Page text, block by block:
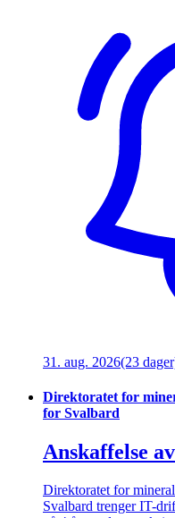
31. aug. 2026(23
Direktoratet for
for Svalbard
Anskaffelse
Direktoratet for
Svalbard trenger IT-